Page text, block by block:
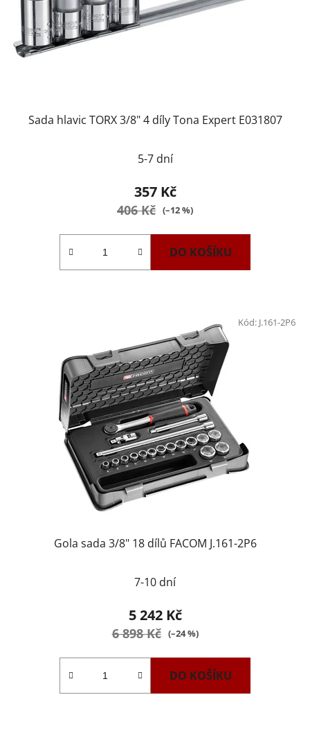
Sada hlavic TORX 3/8" 4 díly Tona Expert E031807
5-7 dní
357 Kč
406 Kč (–12 %)
DO KOŠÍKU
Gola sada 3/8" 18 dílů FACOM J.161-2P6
7-10 dní
5 242 Kč
6 898 Kč (–24 %)
DO KOŠÍKU
Kód: J.161-2P6